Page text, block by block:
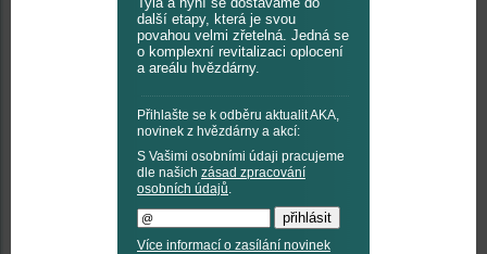
další etapy, která je svou
povahou velmi zřetelná. Jedná se
o komplexní revitalizaci oplocení
a areálu hvězdárny.
Přihlašte se k odběru aktualit AKA,
novinek z hvězdárny a akcí:
S Vašimi osobními údaji pracujeme
dle našich zásad zpracování
osobních údajů.
Více informací o zasílání novinek